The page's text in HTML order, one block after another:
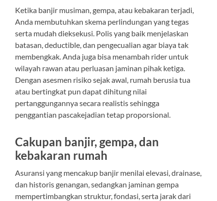
Ketika banjir musiman, gempa, atau kebakaran terjadi,
Anda membutuhkan skema perlindungan yang tegas
serta mudah dieksekusi. Polis yang baik menjelaskan
batasan, deductible, dan pengecualian agar biaya tak
membengkak. Anda juga bisa menambah rider untuk
wilayah rawan atau perluasan jaminan pihak ketiga.
Dengan asesmen risiko sejak awal, rumah berusia tua
atau bertingkat pun dapat dihitung nilai
pertanggungannya secara realistis sehingga
penggantian pascakejadian tetap proporsional.
Cakupan banjir, gempa, dan
kebakaran rumah
Asuransi yang mencakup banjir menilai elevasi, drainase,
dan historis genangan, sedangkan jaminan gempa
mempertimbangkan struktur, fondasi, serta jarak dari